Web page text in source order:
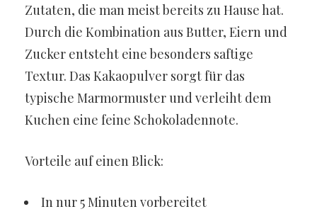
Zutaten, die man meist bereits zu Hause hat.
Durch die Kombination aus Butter, Eiern und
Zucker entsteht eine besonders saftige
Textur. Das Kakaopulver sorgt für das
typische Marmormuster und verleiht dem
Kuchen eine feine Schokoladennote.
Vorteile auf einen Blick:
In nur 5 Minuten vorbereitet